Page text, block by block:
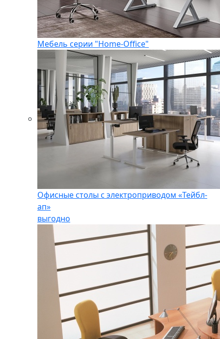
Мебель серии "Home-Office"
Офисные столы с электроприводом «Тейбл-
ап»
выгодно